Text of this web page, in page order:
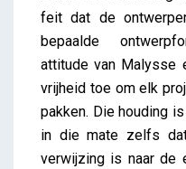
feit dat de
bepaalde
attitude van Malysse
vrijheid toe om elk
pakken. Die houding
in die mate zelfs
verwijzing is naar de